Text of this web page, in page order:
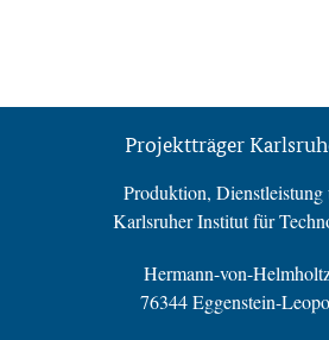
Projektträger
Produktion,
Karlsruher Institut für
Hermann-von-
76344 Eggenstein-